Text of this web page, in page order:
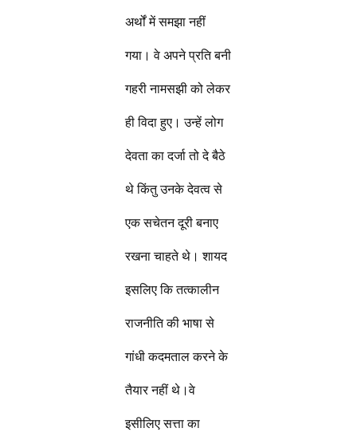
अर्थों में समझा नहीं
गया। वे अपने प्रति बनी
गहरी नामसझी को लेकर
ही विदा हुए। उन्हें लोग
देवता का दर्जा तो दे बैठे
थे किंतु उनके देवत्व से
एक सचेतन दूरी बनाए
रखना चाहते थे। शायद
इसलिए कि तत्कालीन
राजनीति की भाषा से
गांधी कदमताल करने के
तैयार नहीं थे।वे
इसीलिए सत्ता का